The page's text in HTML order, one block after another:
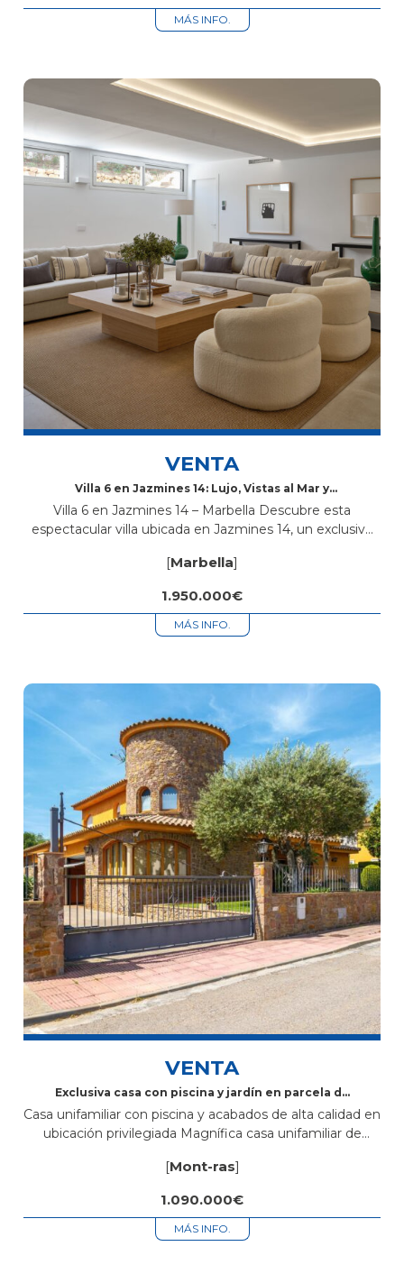
MÁS INFO.
VENTA
Villa 6 en Jazmines 14: Lujo, Vistas al Mar y
Villa 6 en Jazmines 14 – Marbella Descubre esta
espectacular villa ubicada en Jazmines 14, un exclusivo
panorámicas al mar...
[Marbella]
1.950.000€
MÁS INFO.
VENTA
Exclusiva casa con piscina y jardín en parcela de
Casa unifamiliar con piscina y acabados de alta calidad en
ubicación privilegiada Magnífica casa unifamiliar de
1.200 m², situada en una de las...
[Mont-ras]
1.090.000€
MÁS INFO.